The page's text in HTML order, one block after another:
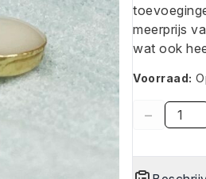
meerprijs
wat ook
Voorraad:
−